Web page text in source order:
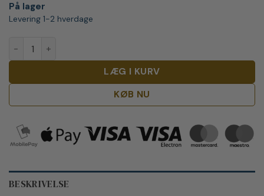
På lager
Levering 1-2 hverdage
LÆG I KURV
KØB NU
BESKRIVELSE